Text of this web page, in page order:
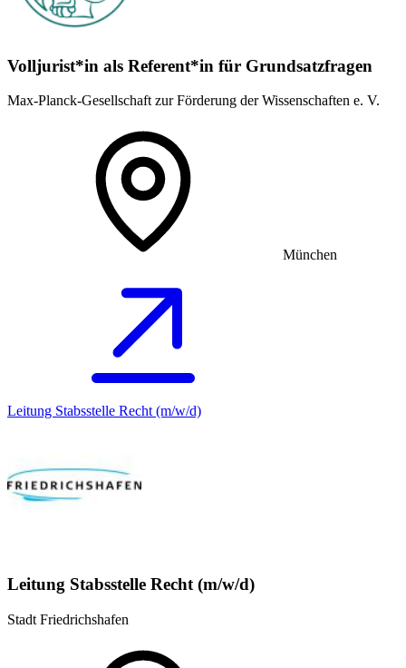
Volljurist*in als Referent*in für Grundsatz­fragen
Max-Planck-Gesellschaft zur Förderung der Wissenschaften e. V.
München
Leitung Stabsstelle Recht (m/w/d)
Leitung Stabsstelle Recht (m/w/d)
Stadt Friedrichshafen